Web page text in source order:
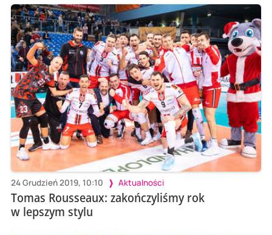
24 Grudzień 2019, 10:10 Aktualności
Tomas Rousseaux: zakończyliśmy rok
w lepszym stylu